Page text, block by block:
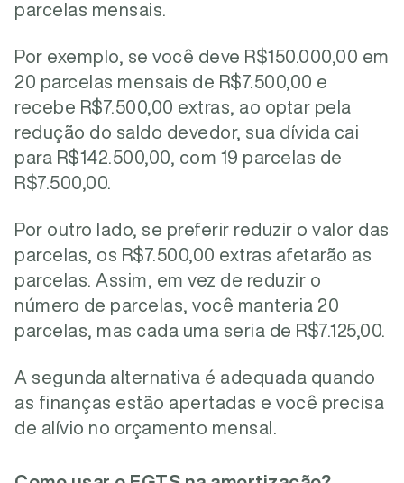
parcelas mensais.
Por exemplo, se você deve R$150.000,00 em
20 parcelas mensais de R$7.500,00 e
recebe R$7.500,00 extras, ao optar pela
redução do saldo devedor, sua dívida cai
para R$142.500,00, com 19 parcelas de
R$7.500,00.
Por outro lado, se preferir reduzir o valor das
parcelas, os R$7.500,00 extras afetarão as
parcelas. Assim, em vez de reduzir o
número de parcelas, você manteria 20
parcelas, mas cada uma seria de R$7.125,00.
A segunda alternativa é adequada quando
as finanças estão apertadas e você precisa
de alívio no orçamento mensal.